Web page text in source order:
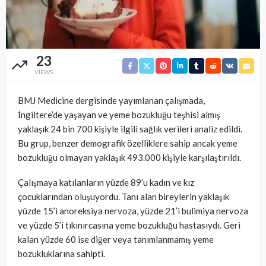
23
VIEWS
BMJ Medicine dergisinde yayımlanan çalışmada,
İngiltere’de yaşayan ve yeme bozukluğu teşhisi almış
yaklaşık 24 bin 700 kişiyle ilgili sağlık verileri analiz edildi.
Bu grup, benzer demografik özelliklere sahip ancak yeme
bozukluğu olmayan yaklaşık 493.000 kişiyle karşılaştırıldı.
Çalışmaya katılanların yüzde 89’u kadın ve kız
çocuklarından oluşuyordu. Tanı alan bireylerin yaklaşık
yüzde 15’i anoreksiya nervoza, yüzde 21’i bulimiya nervoza
ve yüzde 5’i tıkınırcasına yeme bozukluğu hastasıydı. Geri
kalan yüzde 60 ise diğer veya tanımlanmamış yeme
bozukluklarına sahipti.